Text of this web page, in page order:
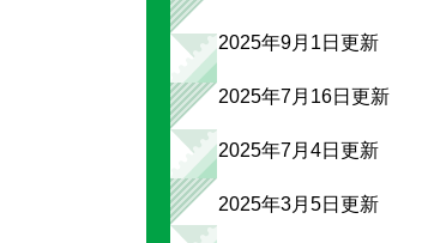
2025年9月1日更新
2025年7月16日更新
2025年7月4日更新
2025年3月5日更新